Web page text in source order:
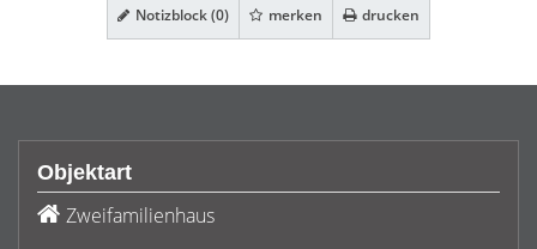
Notizblock (0) merken drucken
Objektart
Zweifamilienhaus